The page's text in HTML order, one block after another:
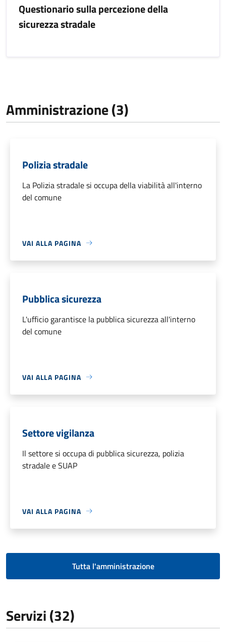
Questionario sulla percezione della
sicurezza stradale
Amministrazione (3)
Polizia stradale
La Polizia stradale si occupa della viabilità all'interno
del comune
VAI ALLA PAGINA
Pubblica sicurezza
L'ufficio garantisce la pubblica sicurezza all'interno
del comune
VAI ALLA PAGINA
Settore vigilanza
Il settore si occupa di pubblica sicurezza, polizia
stradale e SUAP
VAI ALLA PAGINA
Tutta l'amministrazione
Servizi (32)